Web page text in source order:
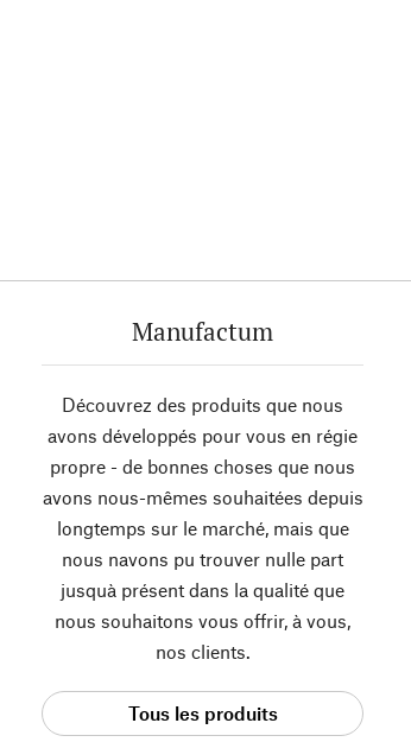
Manufactum
Découvrez des produits que nous
avons développés pour vous en régie
propre - de bonnes choses que nous
avons nous-mêmes souhaitées depuis
longtemps sur le marché, mais que
nous navons pu trouver nulle part
jusquà présent dans la qualité que
nous souhaitons vous offrir, à vous,
nos clients.
Tous les produits